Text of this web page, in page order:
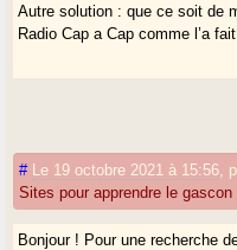
Autre solution : que ce soit de
Radio Cap a Cap comme l’a
# Le 19 octobre 2021 à 15:56
Sites pour apprendre le gascon
Bonjour ! Pour une recherche